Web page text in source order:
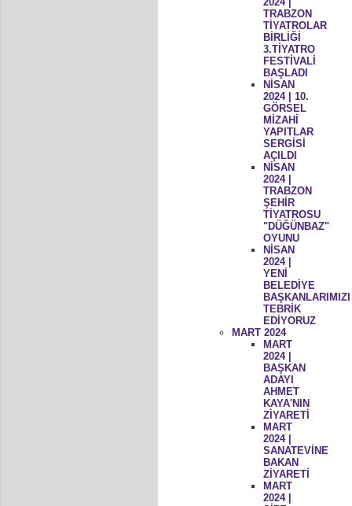
TRABZON
TİYATROLAR
BİRLİĞİ
3.TİYATRO
FESTİVALİ
BAŞLADI
NİSAN
2024 | 10.
GÖRSEL
MİZAHİ
YAPITLAR
SERGİSİ
AÇILDI
NİSAN
2024 |
TRABZON
ŞEHİR
TİYATROSU
"DÜĞÜNBAZ"
OYUNU
NİSAN
2024 |
YENİ
BELEDİYE
BAŞKANLARIMIZI
TEBRİK
EDİYORUZ
MART 2024
MART
2024 |
BAŞKAN
ADAYI
AHMET
KAYA'NIN
ZİYARETİ
MART
2024 |
SANATEVİNE
BAKAN
ZİYARETİ
MART
2024 |